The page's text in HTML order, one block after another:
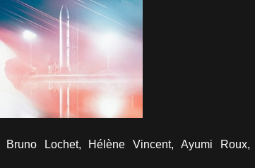
Lochet, Hélène Vincent, Ayumi Roux,